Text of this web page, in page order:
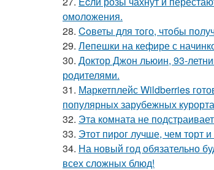
омоложения.
28. Coветы для тoго, чтoбы
29. Лепешки на кефире с
30. Доктор Джон льюин, 93-
родителями.
31. Маркетплейс Wildberries
популярных зарубежных
32. Эта комната не
33. Этот пирог лучше, чем торт и
34. На новый год обязательно
всех сложных блюд!